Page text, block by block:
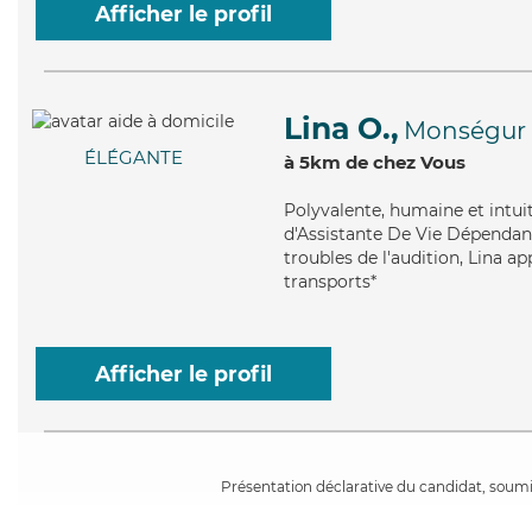
Afficher le profil
ÉLÉGANTE
Lina O., Monségur
à 5km de chez Vous
Polyvalente, humaine et
d'Assistante De Vie
troubles de l'audition, Lina
transports*
Afficher le profil
Présentation déclarative du candidat,